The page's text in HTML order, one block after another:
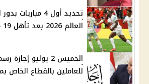
العالم 2026 بعد تأهل 19 منتخبًا رسمياً
الخميس 2 يوليو
للعاملين بالقطاع الخاص بمناسبة